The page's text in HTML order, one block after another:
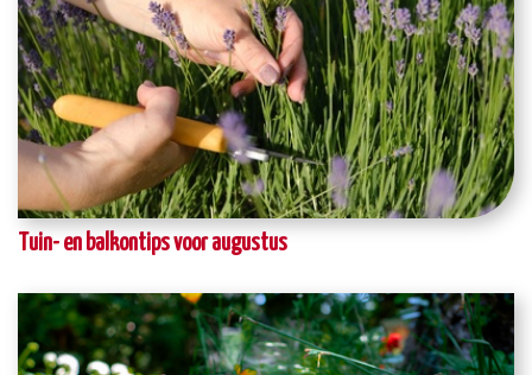
Tuin- en balkontips voor augustus